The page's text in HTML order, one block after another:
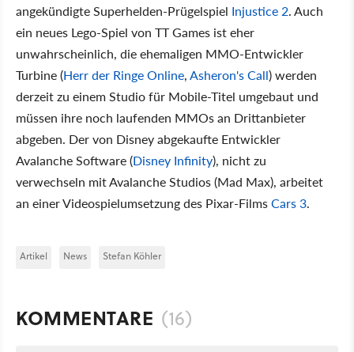
angekündigte Superhelden-Prügelspiel Injustice 2. Auch
ein neues Lego-Spiel von TT Games ist eher
unwahrscheinlich, die ehemaligen MMO-Entwickler
Turbine (Herr der Ringe Online,Asheron's Call) werden
derzeit zu einem Studio für Mobile-Titel umgebaut und
müssen ihre noch laufenden MMOs an Drittanbieter
abgeben. Der von Disney abgekaufte Entwickler
Avalanche Software (Disney Infinity), nicht zu
verwechseln mit Avalanche Studios (Mad Max), arbeitet
an einer Videospielumsetzung des Pixar-FilmsCars 3.
Artikel News Stefan Köhler
KOMMENTARE (16)